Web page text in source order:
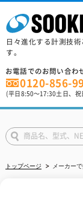
日々進化する計測技
す。
お電話でのお問い合わ
0120-856-
(平日8:50～17:30土日、
トップページ メーカー